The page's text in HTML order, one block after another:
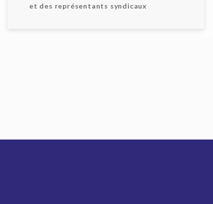
et des représentants syndicaux